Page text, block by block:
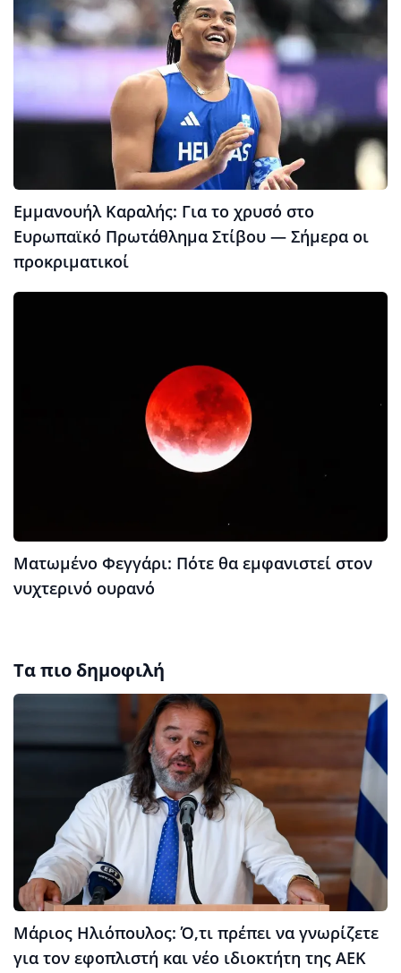
Εμμανουήλ Καραλής: Για το χρυσό στο
Ευρωπαϊκό Πρωτάθλημα Στίβου — Σήμερα οι
προκριματικοί
Ματωμένο Φεγγάρι: Πότε θα εμφανιστεί στον
νυχτερινό ουρανό
Τα πιο δημοφιλή
Μάριος Ηλιόπουλος: Ό,τι πρέπει να γνωρίζετε
για τον εφοπλιστή και νέο ιδιοκτήτη της ΑΕΚ